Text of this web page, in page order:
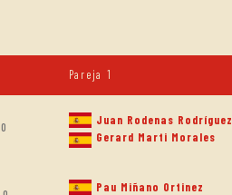
Pareja 1
Juan Rodenas Rodríguez
Gerard Marti Morales
Pau Miñano Ortinez